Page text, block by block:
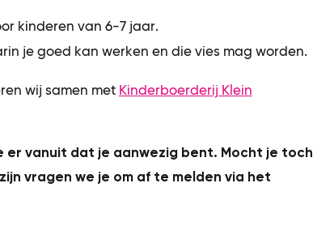
kinderen van 6-7 jaar.
je goed kan werken en die vies mag worden.
wij samen met Kinderboerderij Klein
er vanuit dat je aanwezig bent. Mocht je toch
vragen we je om af te melden via het